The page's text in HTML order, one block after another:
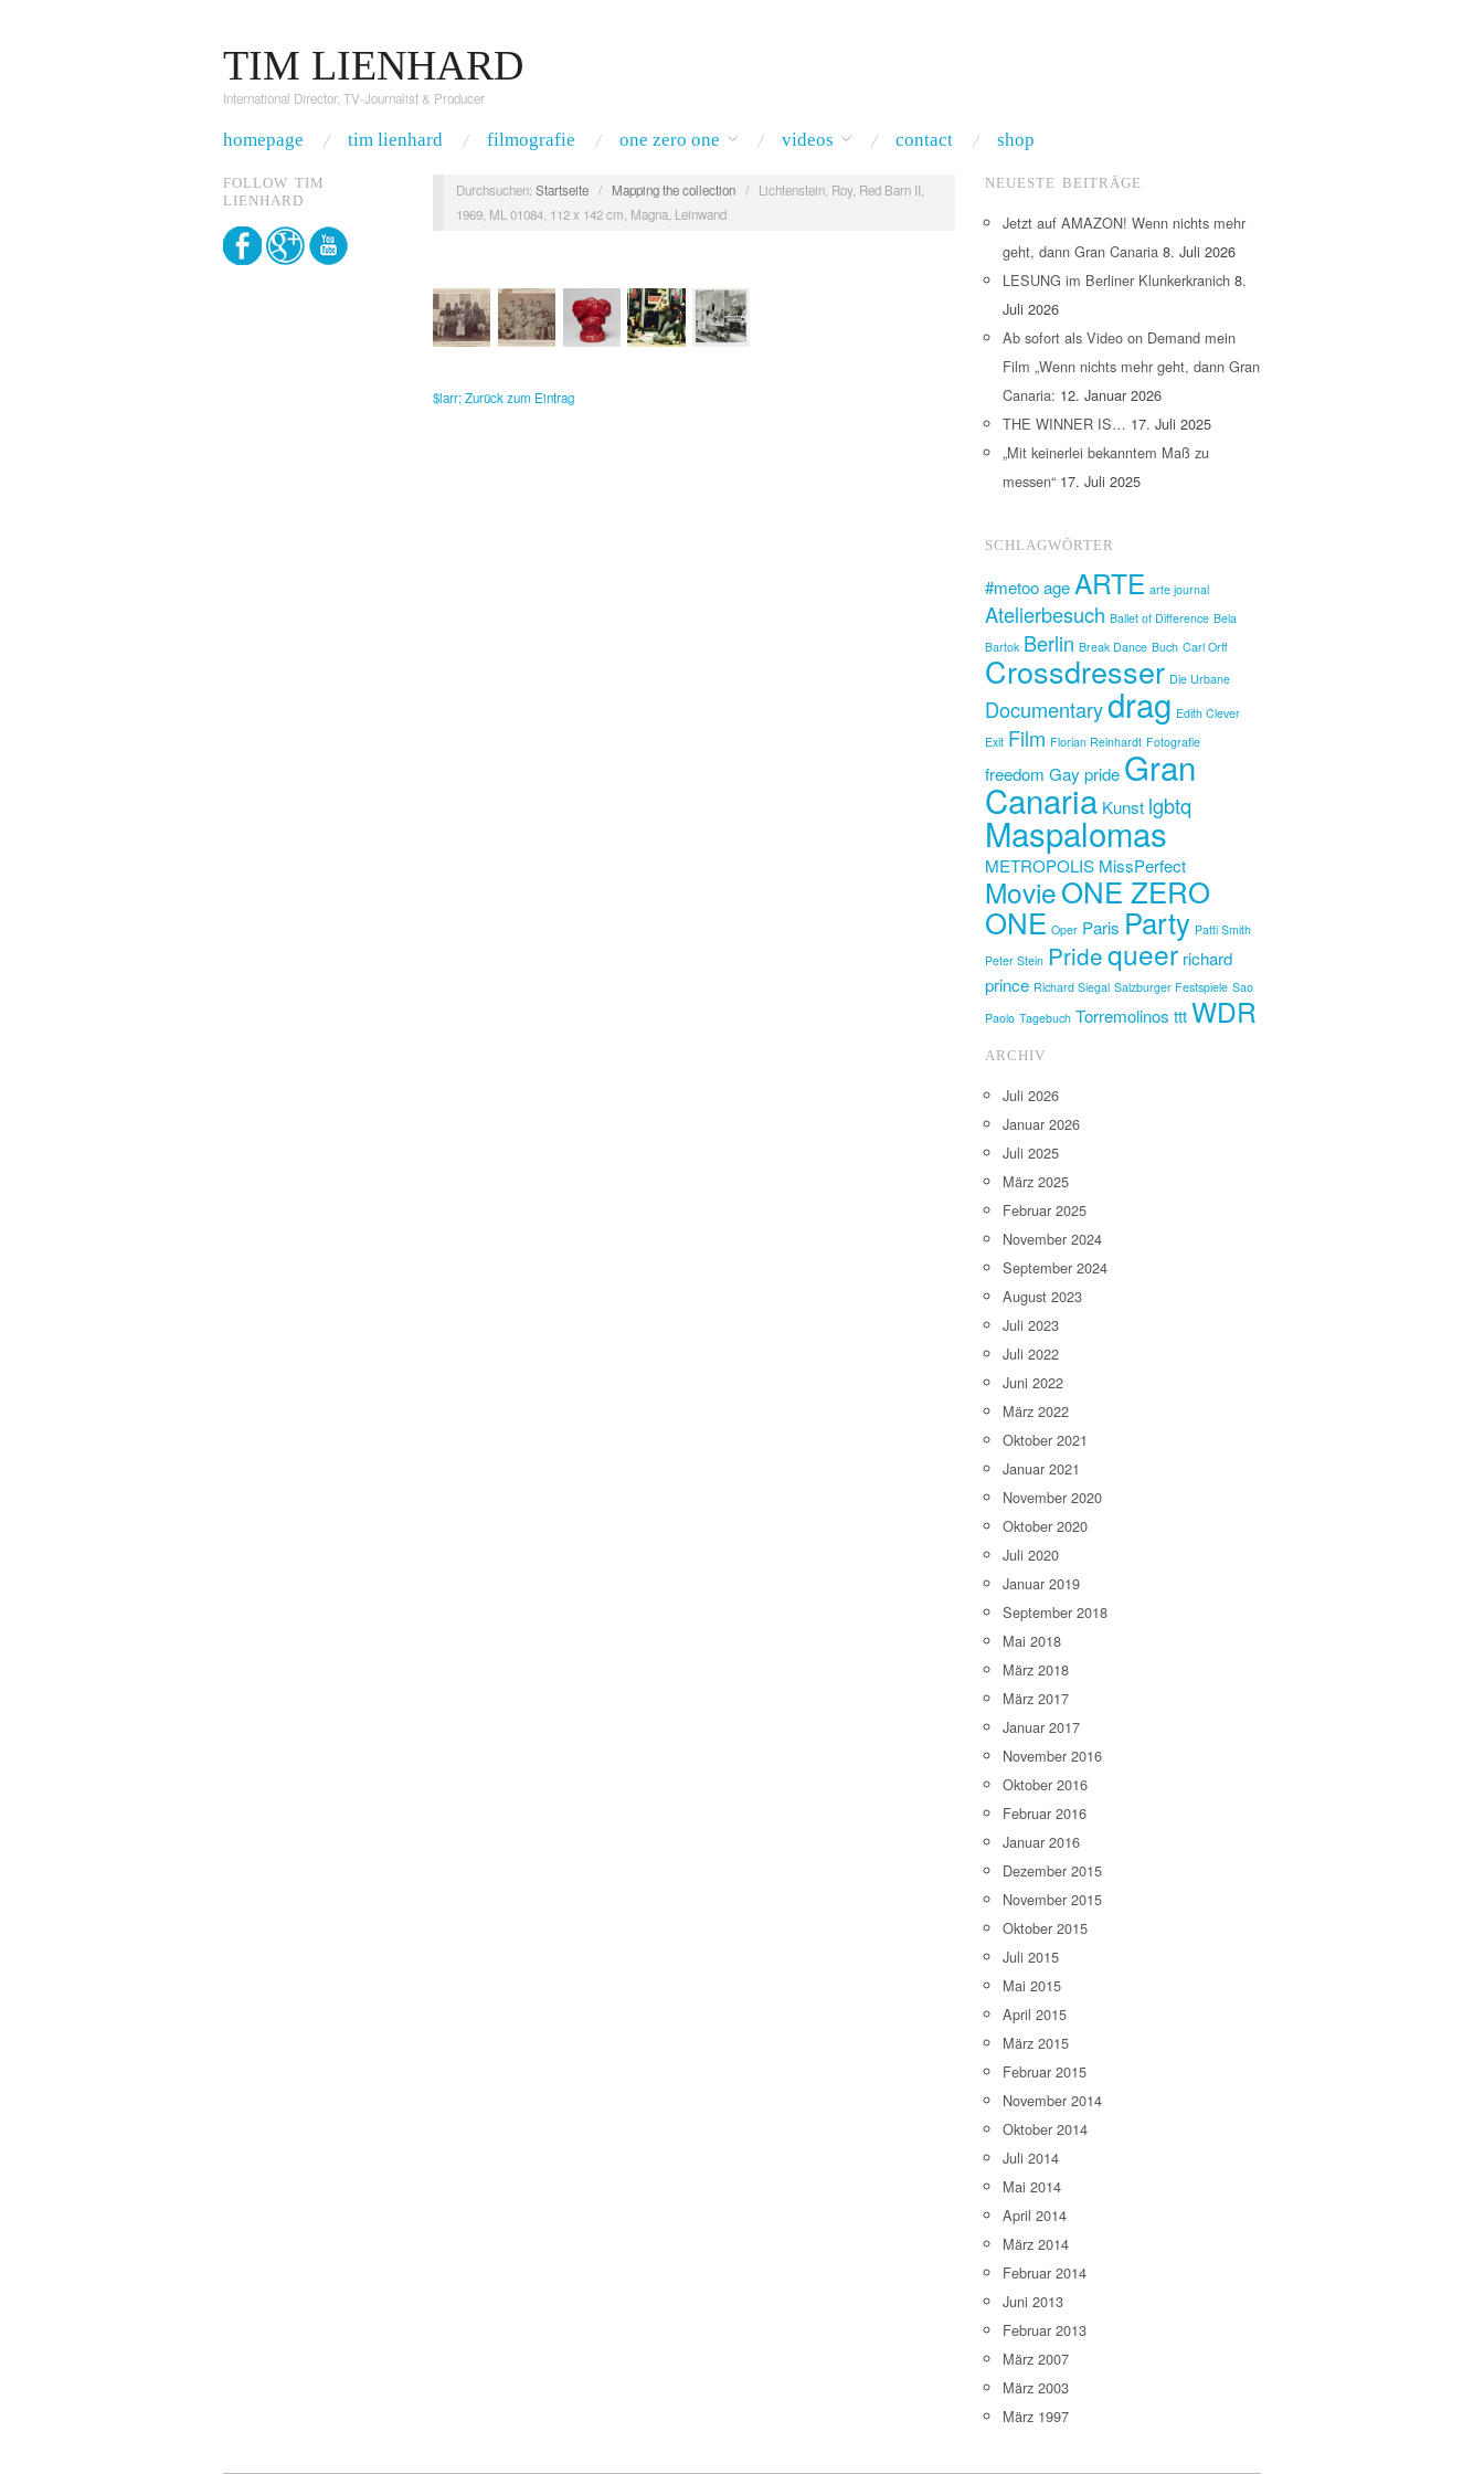
TIM LIENHARD
International Director, TV-Journalist & Producer
homepage tim lienhard filmografie one zero one videos contact shop
FOLLOW TIM
LIENHARD
Durchsuchen: Startseite / Mapping the collection /
Lichtenstein, Roy, Red Barn II,
1969, ML 01084, 112 x 142 cm, Magna, Leinwand
$larr; Zurück zum Eintrag
NEUESTE BEITRÄGE
Jetzt auf AMAZON! Wenn nichts mehr
geht, dann Gran Canaria 8. Juli 2026
LESUNG im Berliner Klunkerkranich 8.
Juli 2026
Ab sofort als Video on Demand mein
Film „Wenn nichts mehr geht, dann Gran
Canaria: 12. Januar 2026
THE WINNER IS… 17. Juli 2025
„Mit keinerlei bekanntem Maß zu
messen“ 17. Juli 2025
SCHLAGWÖRTER
#metooageARTE arte journal
Atelierbesuch Ballet of Difference Bela
Bartok Berlin Break Dance Buch Carl Orff
Crossdresser Die Urbane
Documentarydrag Edith Clever
Exit Film Florian Reinhardt Fotografie
freedom Gay pride Gran
Canaria Kunst lgbtq
Maspalomas
METROPOLIS MissPerfect
MovieONE ZERO
ONE Oper Paris Party Patti Smith
Peter Stein Pridequeer richard
prince Richard Siegal Salzburger Festspiele Sao
Paolo Tagebuch Torremolinos tttWDR
ARCHIV
Juli 2026
Januar 2026
Juli 2025
März 2025
Februar 2025
November 2024
September 2024
August 2023
Juli 2023
Juli 2022
Juni 2022
März 2022
Oktober 2021
Januar 2021
November 2020
Oktober 2020
Juli 2020
Januar 2019
September 2018
Mai 2018
März 2018
März 2017
Januar 2017
November 2016
Oktober 2016
Februar 2016
Januar 2016
Dezember 2015
November 2015
Oktober 2015
Juli 2015
Mai 2015
April 2015
März 2015
Februar 2015
November 2014
Oktober 2014
Juli 2014
Mai 2014
April 2014
März 2014
Februar 2014
Juni 2013
Februar 2013
März 2007
März 2003
März 1997